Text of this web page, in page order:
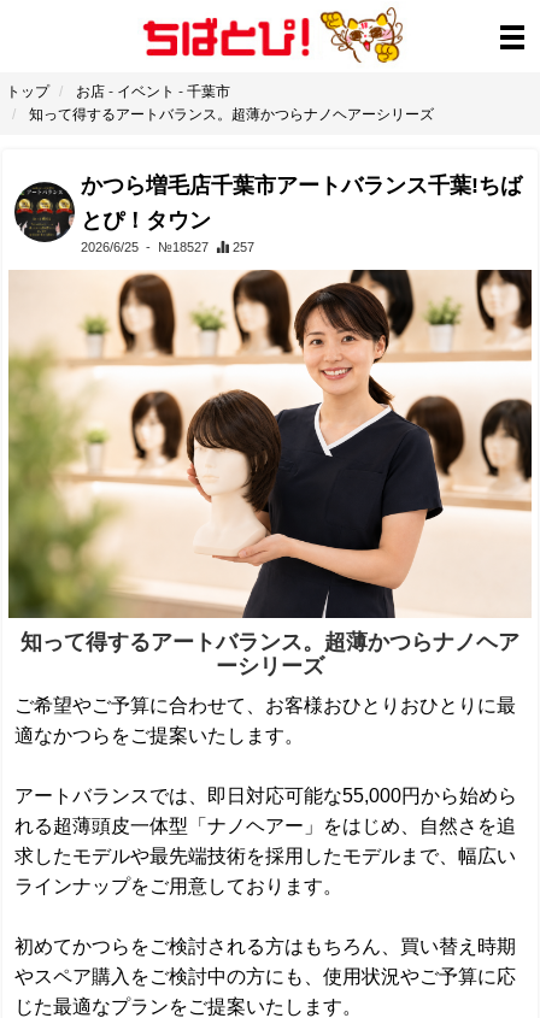
トップ お店 - イベント - 千葉市
知って得するアートバランス。超薄かつらナノヘアーシリーズ
かつら増毛店千葉市アートバランス千葉!ちば
とぴ！タウン
2026/6/25 - №18527 257
知って得するアートバランス。超薄かつらナノヘア
ーシリーズ
ご希望やご予算に合わせて、お客様おひとりおひとりに最
適なかつらをご提案いたします。
アートバランスでは、即日対応可能な55,000円から始めら
れる超薄頭皮一体型「ナノヘアー」をはじめ、自然さを追
求したモデルや最先端技術を採用したモデルまで、幅広い
ラインナップをご用意しております。
初めてかつらをご検討される方はもちろん、買い替え時期
やスペア購入をご検討中の方にも、使用状況やご予算に応
じた最適なプランをご提案いたします。